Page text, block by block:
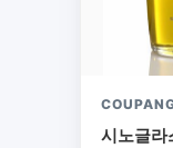
시노글라